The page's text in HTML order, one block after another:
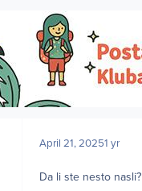
April 21, 20251 yr
Da li ste nesto